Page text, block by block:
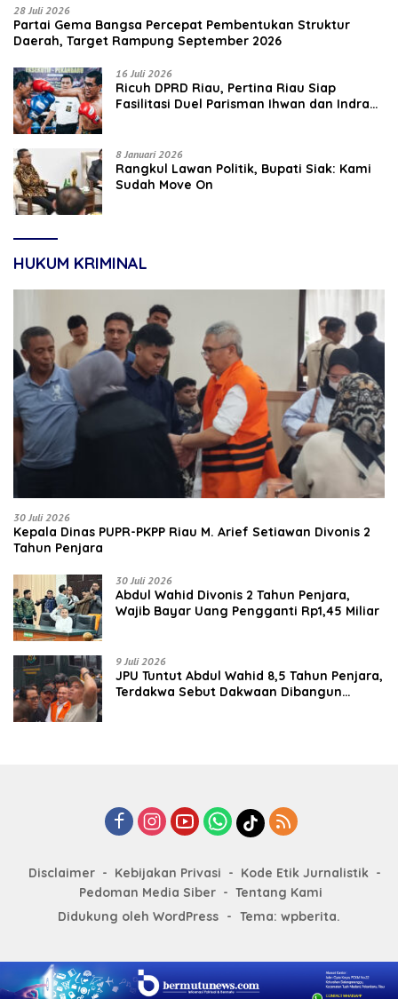
28 Juli 2026
Partai Gema Bangsa Percepat Pembentukan Struktur
Daerah, Target Rampung September 2026
16 Juli 2026
‎Ricuh DPRD Riau, Pertina Riau Siap
Fasilitasi Duel Parisman Ihwan dan Indra
8 Januari 2026
Rangkul Lawan Politik, Bupati Siak: Kami
Sudah Move On
HUKUM KRIMINAL
30 Juli 2026
Kepala Dinas PUPR-PKPP Riau M. Arief Setiawan Divonis 2
Tahun Penjara
30 Juli 2026
‎‎Abdul Wahid Divonis 2 Tahun Penjara,
Wajib Bayar Uang Pengganti Rp1,45 Miliar
9 Juli 2026
JPU Tuntut Abdul Wahid 8,5 Tahun Penjara,
Terdakwa Sebut Dakwaan Dibangun
Disclaimer Kebijakan Privasi
Kode Etik Jurnalistik
Pedoman Media Siber
Tentang Kami
Didukung oleh WordPress - Tema: wpberita.